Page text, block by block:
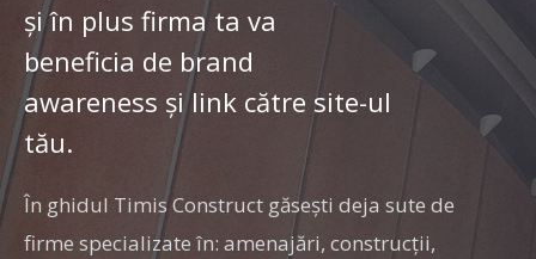
și în plus firma ta va
beneficia de brand
awareness și link către site-ul
tău.
În ghidul Timis Construct găseşti deja sute de
firme specializate în: amenajări, construcţii,